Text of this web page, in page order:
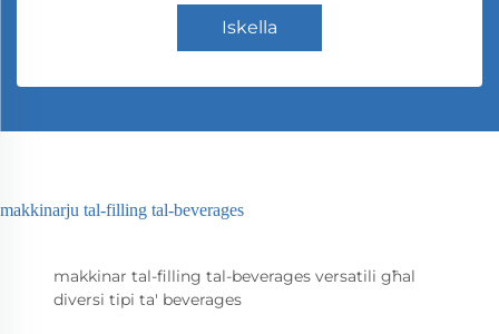
Iskella
makkinarju tal-filling tal-beverages
makkinar tal-filling tal-beverages versatili għal
diversi tipi ta' beverages